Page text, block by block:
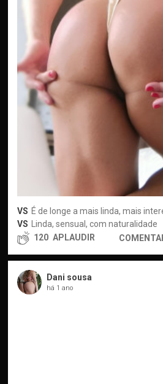
VS É de longe a mais linda, mais
VS
Linda, sensual, com naturalidade
120 APLAUDIR
Dani sousa
há 1 ano